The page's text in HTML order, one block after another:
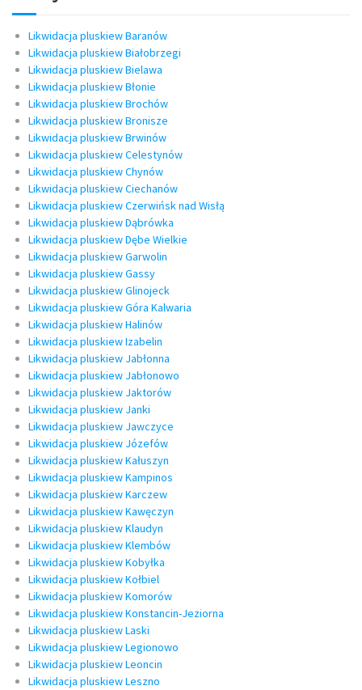
Likwidacja pluskiew Baranów
Likwidacja pluskiew Białobrzegi
Likwidacja pluskiew Bielawa
Likwidacja pluskiew Błonie
Likwidacja pluskiew Brochów
Likwidacja pluskiew Bronisze
Likwidacja pluskiew Brwinów
Likwidacja pluskiew Celestynów
Likwidacja pluskiew Chynów
Likwidacja pluskiew Ciechanów
Likwidacja pluskiew Czerwińsk nad Wisłą
Likwidacja pluskiew Dąbrówka
Likwidacja pluskiew Dębe Wielkie
Likwidacja pluskiew Garwolin
Likwidacja pluskiew Gassy
Likwidacja pluskiew Glinojeck
Likwidacja pluskiew Góra Kalwaria
Likwidacja pluskiew Halinów
Likwidacja pluskiew Izabelin
Likwidacja pluskiew Jabłonna
Likwidacja pluskiew Jabłonowo
Likwidacja pluskiew Jaktorów
Likwidacja pluskiew Janki
Likwidacja pluskiew Jawczyce
Likwidacja pluskiew Józefów
Likwidacja pluskiew Kałuszyn
Likwidacja pluskiew Kampinos
Likwidacja pluskiew Karczew
Likwidacja pluskiew Kawęczyn
Likwidacja pluskiew Klaudyn
Likwidacja pluskiew Klembów
Likwidacja pluskiew Kobyłka
Likwidacja pluskiew Kołbiel
Likwidacja pluskiew Komorów
Likwidacja pluskiew Konstancin-Jeziorna
Likwidacja pluskiew Laski
Likwidacja pluskiew Legionowo
Likwidacja pluskiew Leoncin
Likwidacja pluskiew Leszno